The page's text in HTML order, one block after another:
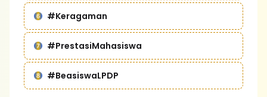
#Keragaman
#PrestasiMahasiswa
#BeasiswaLPDP